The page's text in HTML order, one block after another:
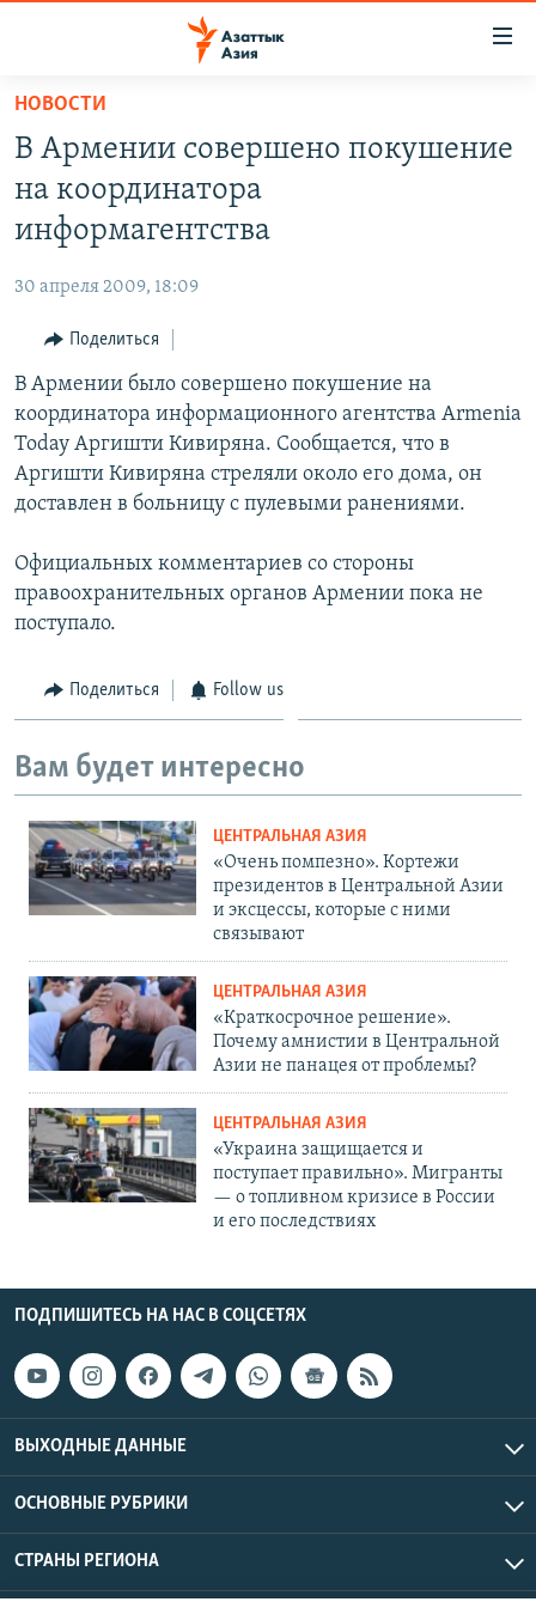
Вернуться
основному
содержанию
Вернутся
главной
навигации
Вернутся
поиску
КАЗАХСТАН
КЫРГЫЗСТАН
ТАДЖИКИСТАН
НОВОСТИ
ВОЙНА В УКРАИНЕ
ҚАЗАҚША
КЫРГЫЗЧА
ЎЗБЕКЧА
ТОҶИКӢ
TÜRKMENÇE
Все сайты РСЕ/РС
НОВОСТИ
В Армении совершено покушение
на координатора
информагентства
30 апреля 2009, 18:09
Поделиться
В Армении было совершено покушение на
координатора информационного агентства Armenia
Today Аргишти Кивиряна. Сообщается, что в
Аргишти Кивиряна стреляли около его дома, он
доставлен в больницу с пулевыми ранениями.
Официальных комментариев со стороны
правоохранительных органов Армении пока не
поступало.
Поделиться Follow us
Вам будет интересно
ЦЕНТРАЛЬНАЯ АЗИЯ
«Очень помпезно». Кортежи
президентов в Центральной Азии
и эксцессы, которые с ними
связывают
ЦЕНТРАЛЬНАЯ АЗИЯ
«Краткосрочное решение».
Почему амнистии в Центральной
Азии не панацея от проблемы?
ЦЕНТРАЛЬНАЯ АЗИЯ
«Украина защищается и
поступает правильно». Мигранты
— о топливном кризисе в России
и его последствиях
ПОДПИШИТЕСЬ НА НАС В СОЦСЕТЯХ
ВЫХОДНЫЕ ДАННЫЕ
ОСНОВНЫЕ РУБРИКИ
СТРАНЫ РЕГИОНА